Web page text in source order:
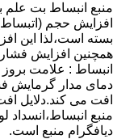
منبع انبساط بت علم
افزایش حجم
بسته است،لذا این
همچنین افزایش فشار
انبساط : علامت
دمای مدار گرمایش
افت می کند.دلایل
منبع انبساط،انسداد
دیافگرام منبع است.